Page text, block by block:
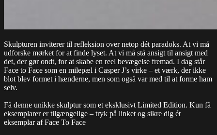
Skulpturen inviterer til refleksion over netop dét paradoks. At vi må
udforske mørket for at finde lyset. At vi må stå ansigt til ansigt med
det, der gør ondt, for at skabe en reel bevægelse fremad. I dag står
Face to Face som en milepæl i Casper J’s virke – et værk, der ikke
blot blev formet i hænderne, men som også var med til at forme ham
selv.
Få denne unikke skulptur som et eksklusivt Limited Edition. Kun få
eksemplarer er tilgængelige – tryk på linket og sikre dig ét
eksemplar af Face To Face